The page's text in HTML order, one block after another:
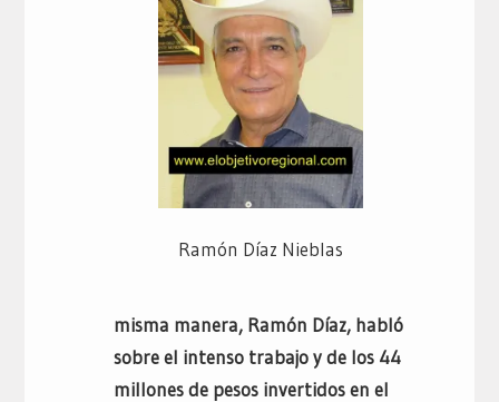
Ramón Díaz Nieblas
misma manera, Ramón Díaz, habló
sobre el intenso trabajo y de los 44
millones de pesos invertidos en el